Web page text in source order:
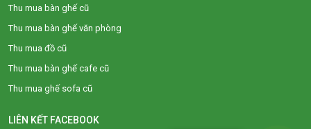
Thu mua bàn ghế cũ
Thu mua bàn ghế văn phòng
Thu mua đồ cũ
Thu mua bàn ghế cafe cũ
Thu mua ghế sofa cũ
LIÊN KẾT FACEBOOK